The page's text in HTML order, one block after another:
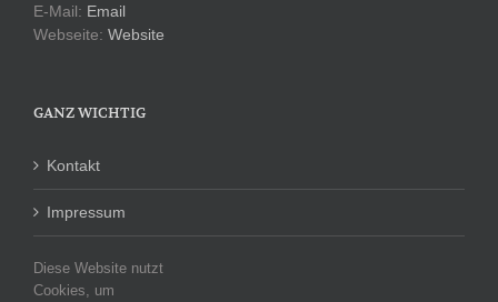
E-Mail: Email
Webseite: Website
GANZ WICHTIG
Kontakt
Impressum
Datenschutzerklärung
Diese Website nutzt
Cookies, um